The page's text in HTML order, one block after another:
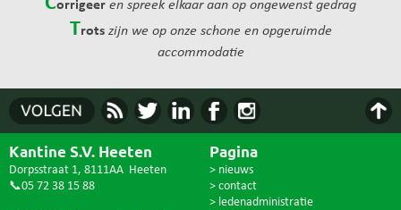
orrigeer en spreek elkaar aan op ongewenst gedrag
Trots zijn we op onze schone en opgeruimde
accommodatie
Kantine S.V. Heeten
Dorpsstraat 1, 8111AA Heeten
📞05 72 38 15 88
Pagina
> nieuws
> contact
> ledenadministratie